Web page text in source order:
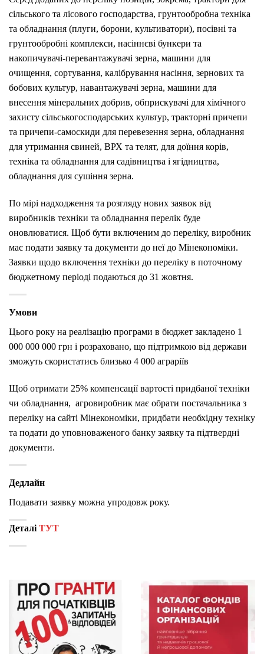
сільського та лісового господарства, грунтообробна техніка
та обладнання (плуги, борони, культиватори), посівні та
грунтообробні комплекси, насіннєві бункери та
накопичувачі-перевантажувачі зерна, машини для
очищення, сортування, калібрування насіння, зернових та
бобових культур, навантажувачі зерна, машини для
внесення мінеральних добрив, обприскувачі для хімічного
захисту сільськогосподарських культур, тракторні причепи
та причепи-самоскиди для перевезення зерна, обладнання
для утримання свиней, ВРХ та телят, для доїння корів,
техніка та обладнання для садівництва і ягідництва,
обладнання для сушіння зерна.
По мірі надходження та розгляду нових заявок від
виробників техніки та обладнання перелік буде
оновлюватися. Щоб бути включеним до переліку, виробник
має подати заявку та документи до неї до Мінекономіки.
Заявки щодо включення техніки до переліку в поточному
бюджетному періоді подаються до 31 жовтня.
Умови
Цього року на реалізацію програми в бюджет закладено 1
000 000 000 грн і розраховано, що підтримкою від держави
зможуть скористатись близько 4 000 аграріїв
Щоб отримати 25% компенсації вартості придбаної техніки
чи обладнання, агровиробник має обрати постачальника з
переліку на сайті Мінекономіки, придбати необхідну техніку
та подати до уповноваженого банку заявку та підтвердні
документи.
Дедлайн
Подавати заявку можна упродовж року.
Деталі ТУТ